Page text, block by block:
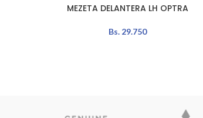
LEER MÁSMEZETA DELANTERA LH OPTRA
Bs. 29.750